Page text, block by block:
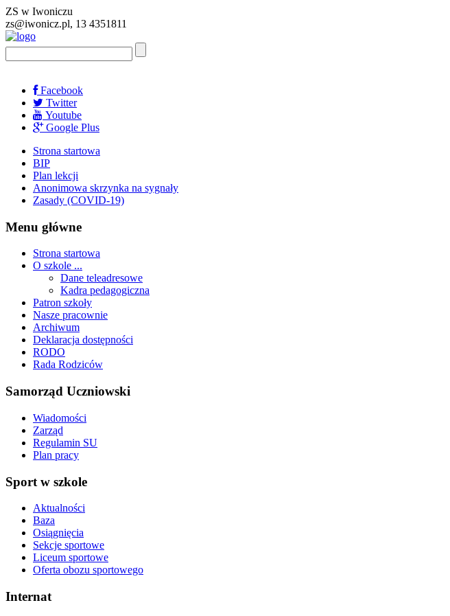
ZS w Iwoniczu
zs@iwonicz.pl, 13 4351811
Facebook
Twitter
Youtube
Google Plus
Strona startowa
BIP
Plan lekcji
Anonimowa skrzynka na sygnały
Zasady (COVID-19)
Menu główne
Strona startowa
O szkole ...
Dane teleadresowe
Kadra pedagogiczna
Patron szkoły
Nasze pracownie
Archiwum
Deklaracja dostępności
RODO
Rada Rodziców
Samorząd Uczniowski
Wiadomości
Zarząd
Regulamin SU
Plan pracy
Sport w szkole
Aktualności
Baza
Osiągnięcia
Sekcje sportowe
Liceum sportowe
Oferta obozu sportowego
Internat